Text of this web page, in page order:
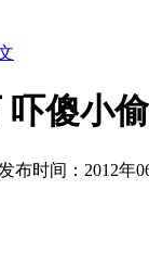
吓傻小偷
发布时间：2012年